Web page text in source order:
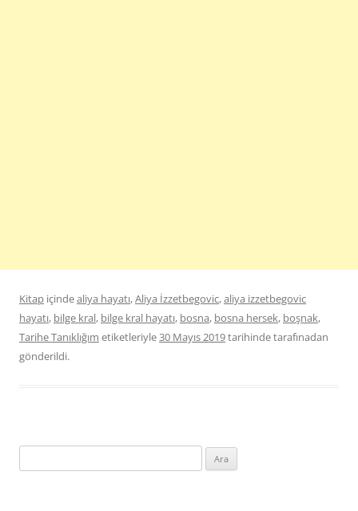
Kitap içindealiya hayatı,Aliya İzzetbegovic,aliya izzetbegovic
hayatı, bilge kral, bilge kral hayatı, bosna, bosna hersek, boşnak,
Tarihe Tanıklığım etiketleriyle30 Mayıs 2019tarihindetarafınadan
gönderildi.